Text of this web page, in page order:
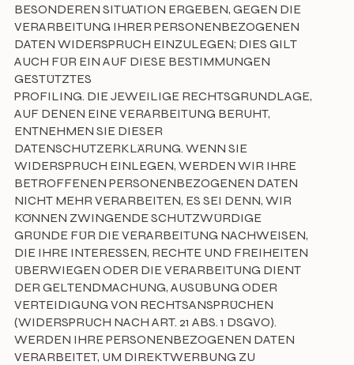
BESONDEREN SITUATION ERGEBEN, GEGEN DIE
VERARBEITUNG IHRER PERSONENBEZOGENEN
DATEN WIDERSPRUCH EINZULEGEN; DIES GILT
AUCH FÜR EIN AUF DIESE BESTIMMUNGEN
GESTÜTZTES
PROFILING. DIE JEWEILIGE RECHTSGRUNDLAGE,
AUF DENEN EINE VERARBEITUNG BERUHT,
ENTNEHMEN SIE DIESER
DATENSCHUTZERKLÄRUNG. WENN SIE
WIDERSPRUCH EINLEGEN, WERDEN WIR IHRE
BETROFFENEN PERSONENBEZOGENEN DATEN
NICHT MEHR VERARBEITEN, ES SEI DENN, WIR
KÖNNEN ZWINGENDE SCHUTZWÜRDIGE
GRÜNDE FÜR DIE VERARBEITUNG NACHWEISEN,
DIE IHRE INTERESSEN, RECHTE UND FREIHEITEN
ÜBERWIEGEN ODER DIE VERARBEITUNG DIENT
DER GELTENDMACHUNG, AUSÜBUNG ODER
VERTEIDIGUNG VON RECHTSANSPRÜCHEN
(WIDERSPRUCH NACH ART. 21 ABS. 1 DSGVO).
WERDEN IHRE PERSONENBEZOGENEN DATEN
VERARBEITET, UM DIREKTWERBUNG ZU